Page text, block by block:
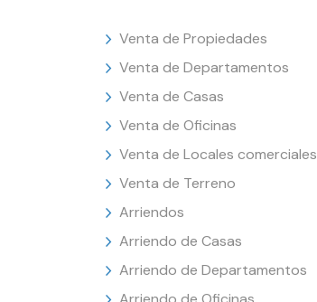
Venta de Propiedades
Venta de Departamentos
Venta de Casas
Venta de Oficinas
Venta de Locales comerciales
Venta de Terreno
Arriendos
Arriendo de Casas
Arriendo de Departamentos